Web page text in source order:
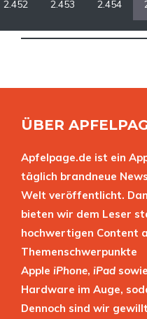
2.452 2.453 2.454
ÜBER
Apfelpage.de ist ein
täglich brandneue
Welt veröffentlicht.
bieten wir dem Leser
hochwertigen Content
Themenschwerpunkte
Apple iPhone, iPad sowie
Hardware im Auge,
Dennoch sind wir